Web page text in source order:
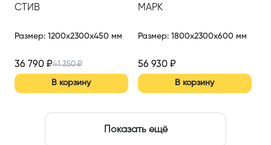
СТИВ
Размер: 1200x2300x450 мм
36 790 ₽41 350₽
В корзину
МАРК
Размер: 1800x2300x600 мм
56 930₽
В корзину
Показать ещё